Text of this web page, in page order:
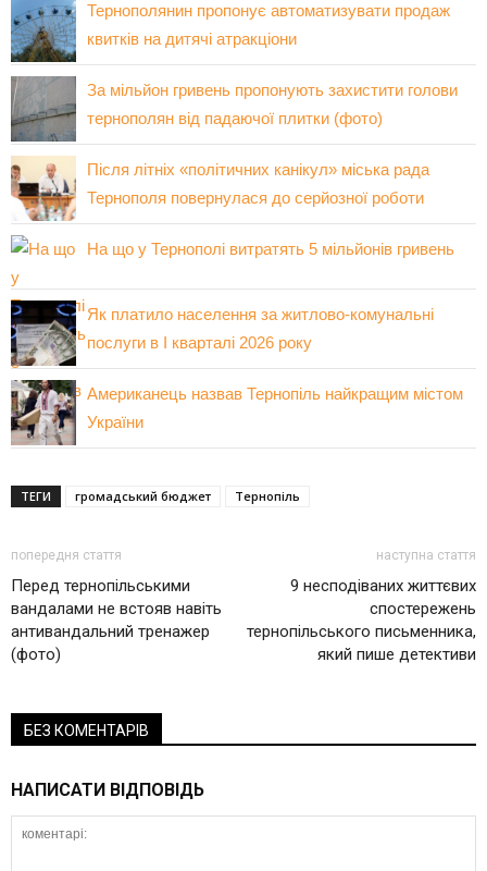
Тернополянин пропонує автоматизувати продаж
квитків на дитячі атракціони
За мільйон гривень пропонують захистити голови
тернополян від падаючої плитки (фото)
Після літніх «політичних канікул» міська рада
Тернополя повернулася до серйозної роботи
На що у Тернополі витратять 5 мільйонів гривень
Як платило населення за житлово-комунальні
послуги в І кварталі 2026 року
Американець назвав Тернопіль найкращим містом
України
ТЕГИ громадський бюджет Тернопіль
попередня стаття
Перед тернопільськими
вандалами не встояв навіть
антивандальний тренажер
(фото)
наступна стаття
9 несподіваних життєвих
спостережень
тернопільського письменника,
який пише детективи
БЕЗ КОМЕНТАРІВ
НАПИСАТИ ВІДПОВІДЬ